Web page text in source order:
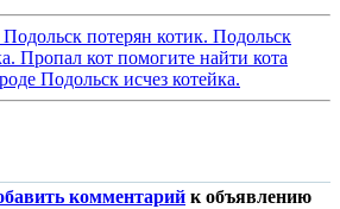
потерян котик. Подольск
Пропал кот помогите найти кота
Подольск исчез котейка.
комментарий к объявлению